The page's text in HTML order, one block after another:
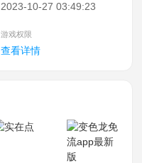
2023-10-27 03:49:23
游戏权限
查看详情